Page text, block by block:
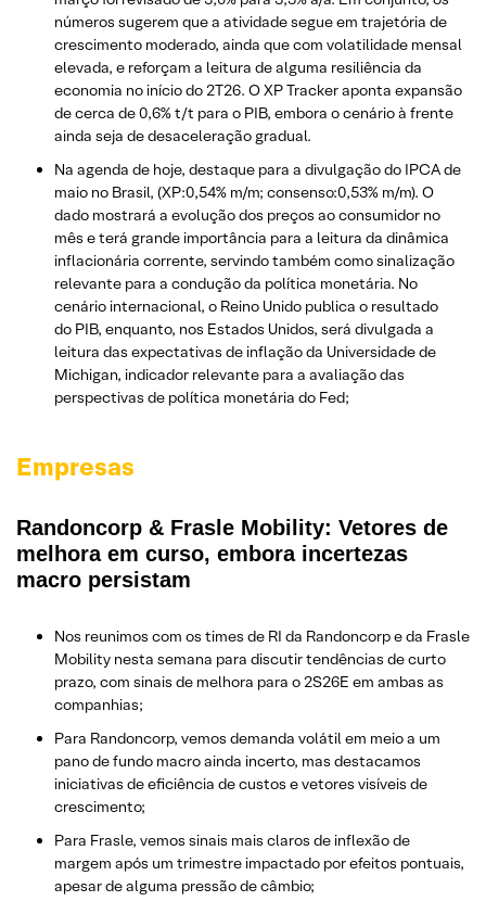
números sugerem que a atividade segue em trajetória de
crescimento moderado, ainda que com volatilidade mensal
elevada, e reforçam a leitura de alguma resiliência da
economia no início do 2T26. O XP Tracker aponta expansão
de cerca de 0,6% t/t para o PIB, embora o cenário à frente
ainda seja de desaceleração gradual.
Na agenda de hoje, destaque para a divulgação do IPCA de
maio no Brasil, (XP:0,54% m/m; consenso:0,53% m/m). O
dado mostrará a evolução dos preços ao consumidor no
mês e terá grande importância para a leitura da dinâmica
inflacionária corrente, servindo também como sinalização
relevante para a condução da política monetária. No
cenário internacional, o Reino Unido publica o resultado
do PIB, enquanto, nos Estados Unidos, será divulgada a
leitura das expectativas de inflação da Universidade de
Michigan, indicador relevante para a avaliação das
perspectivas de política monetária do Fed;
Empresas
Randoncorp & Frasle Mobility: Vetores de
melhora em curso, embora incertezas
macro persistam
Nos reunimos com os times de RI da Randoncorp e da Frasle
Mobility nesta semana para discutir tendências de curto
prazo, com sinais de melhora para o 2S26E em ambas as
companhias;
Para Randoncorp, vemos demanda volátil em meio a um
pano de fundo macro ainda incerto, mas destacamos
iniciativas de eficiência de custos e vetores visíveis de
crescimento;
Para Frasle, vemos sinais mais claros de inflexão de
margem após um trimestre impactado por efeitos pontuais,
apesar de alguma pressão de câmbio;